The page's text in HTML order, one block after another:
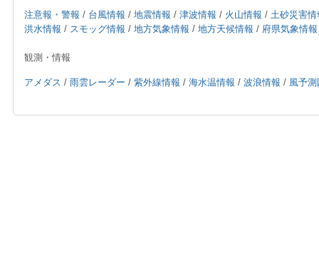
注意報・警報 / 台風情報 / 地震情報 / 津波情報 / 火山情報 / 土砂災害情
洪水情報 / スモッグ情報 / 地方気象情報 / 地方天候情報 / 府県気象情報
観測・情報
アメダス / 雨雲レーダー / 紫外線情報 / 海水温情報 / 波浪情報 / 風予測